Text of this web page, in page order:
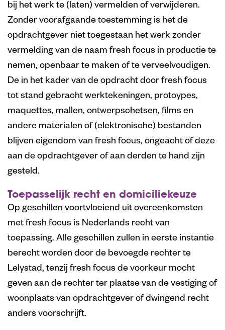
bij het werk te (laten) vermelden of verwijderen.
Zonder voorafgaande toestemming is het de
opdrachtgever niet toegestaan het werk zonder
vermelding van de naam fresh focus in productie te
nemen, openbaar te maken of te verveelvoudigen.
De in het kader van de opdracht door fresh focus
tot stand gebracht werktekeningen, protoypes,
maquettes, mallen, ontwerpschetsen, films en
andere materialen of (elektronische) bestanden
blijven eigendom van fresh focus, ongeacht of deze
aan de opdrachtgever of aan derden te hand zijn
gesteld.
Toepasselijk recht en domiciliekeuze
Op geschillen voortvloeiend uit overeenkomsten
met fresh focus is Nederlands recht van
toepassing. Alle geschillen zullen in eerste instantie
berecht worden door de bevoegde rechter te
Lelystad, tenzij fresh focus de voorkeur mocht
geven aan de rechter ter plaatse van de vestiging of
woonplaats van opdrachtgever of dwingend recht
anders voorschrijft.